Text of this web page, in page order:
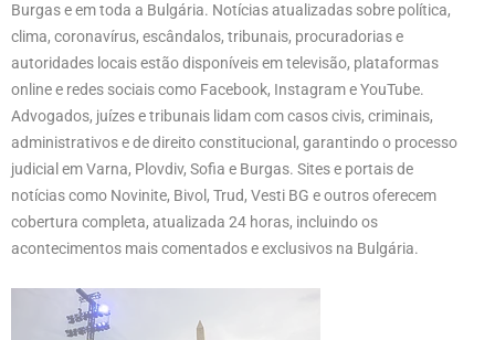
Burgas e em toda a Bulgária. Notícias atualizadas sobre política,
clima, coronavírus, escândalos, tribunais, procuradorias e
autoridades locais estão disponíveis em televisão, plataformas
online e redes sociais como Facebook, Instagram e YouTube.
Advogados, juízes e tribunais lidam com casos civis, criminais,
administrativos e de direito constitucional, garantindo o processo
judicial em Varna, Plovdiv, Sofia e Burgas. Sites e portais de
notícias como Novinite, Bivol, Trud, Vesti BG e outros oferecem
cobertura completa, atualizada 24 horas, incluindo os
acontecimentos mais comentados e exclusivos na Bulgária.